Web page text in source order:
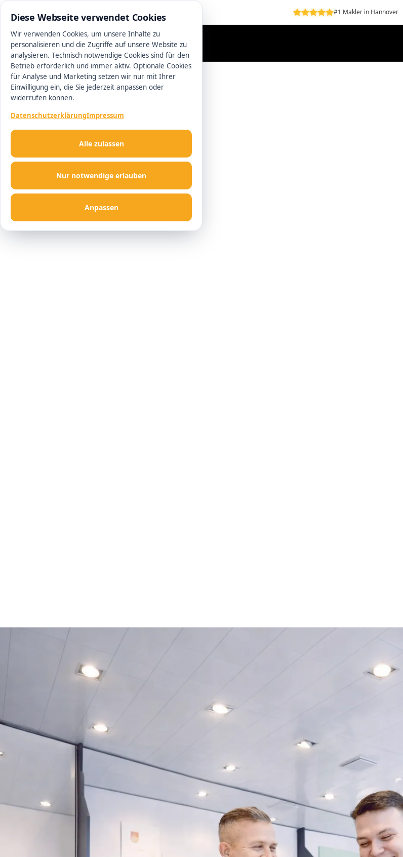
0511 13221100 #1 Makler in Hannover
Diese Webseite verwendet Cookies
Wir verwenden Cookies, um unsere Inhalte zu
personalisieren und die Zugriffe auf unsere Website zu
analysieren. Technisch notwendige Cookies sind für den
Betrieb erforderlich und immer aktiv. Optionale Cookies
für Analyse und Marketing setzen wir nur mit Ihrer
Einwilligung ein, die Sie jederzeit anpassen oder
widerrufen können.
DatenschutzerklärungImpressum
Nur notwendige erlauben
Anpassen
Alle zulassen